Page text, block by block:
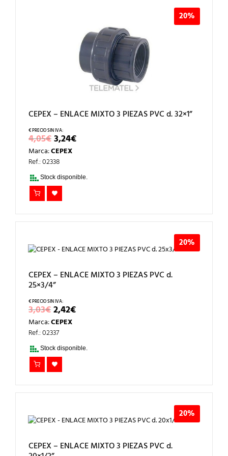
20%
CEPEX – ENLACE MIXTO 3 PIEZAS PVC d. 32×1”
4,05€EL
PRECIO
ORIGINAL
ERA:
4,05€.
3,24€EL
PRECIO
3,24€.
Marca:CEPEX
Ref.: 02338
Stock disponible.
20%
CEPEX – ENLACE MIXTO 3 PIEZAS PVC d.
25×3/4”
3,03€EL
PRECIO
ORIGINAL
ERA:
3,03€.
2,42€EL
PRECIO
2,42€.
Marca:CEPEX
Ref.: 02337
Stock disponible.
20%
CEPEX – ENLACE MIXTO 3 PIEZAS PVC d.